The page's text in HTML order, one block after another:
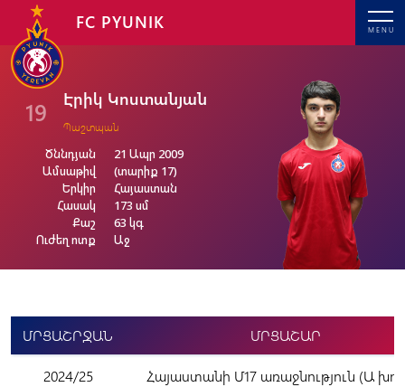
MENU
FC PYUNIK
19 Էրիկ Կոստանյան
Պաշտպան
Ծննդյան
Ամսաթիվ
Երկիր
Հասակ
Քաշ
Ուժեղ ոտք
21 Ապր 2009
(տարիք 17)
Հայաստան
173 սմ
63 կգ
Աջ
ՄՐՑԱՇՐՋԱՆ ՄՐՑԱՇԱՐ
2024/25 Հայաստանի Մ17 առաջնություն (Ա